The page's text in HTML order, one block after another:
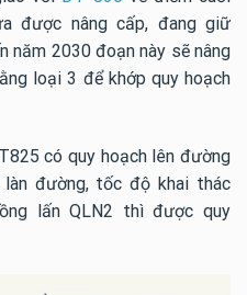
được nâng cấp, đang giữ
năm 2030 đoạn này sẽ nâng
loại 3 để khớp quy hoạch
có quy hoạch lên đường
đường, tốc độ khai thác
lấn QLN2 thì được quy